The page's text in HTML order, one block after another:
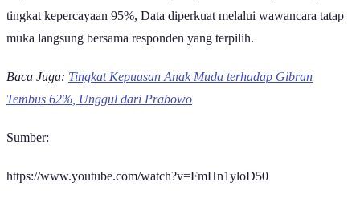
tingkat kepercayaan 95%, Data diperkuat melalui wawancara tatap
muka langsung bersama responden yang terpilih.
Baca Juga: Tingkat Kepuasan Anak Muda terhadap Gibran
Tembus 62%, Unggul dari Prabowo
Sumber:
https://www.youtube.com/watch?v=FmHn1yloD50